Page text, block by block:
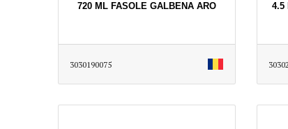
720 ML FASOLE GALBENA ARO
3030190075
4.5